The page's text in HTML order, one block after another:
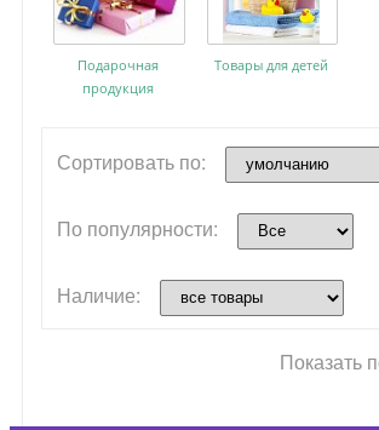
Подарочная
продукция
Товары для детей
Сортировать по:
По популярности:
Наличие:
Показать